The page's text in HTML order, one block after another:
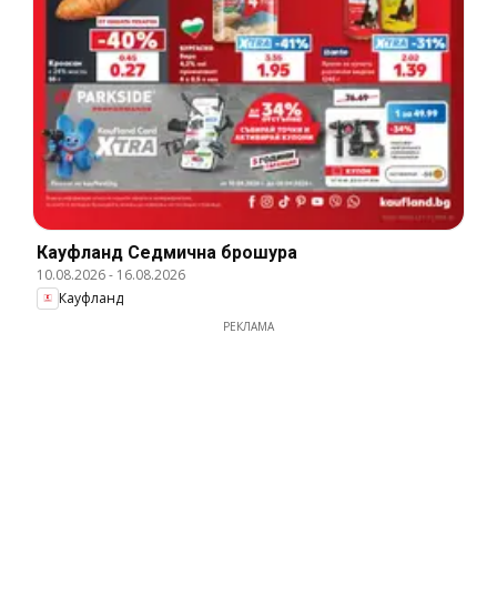
Кауфланд Cедмична брошура
10.08.2026- 16.08.2026
Кауфланд
РЕКЛАМА